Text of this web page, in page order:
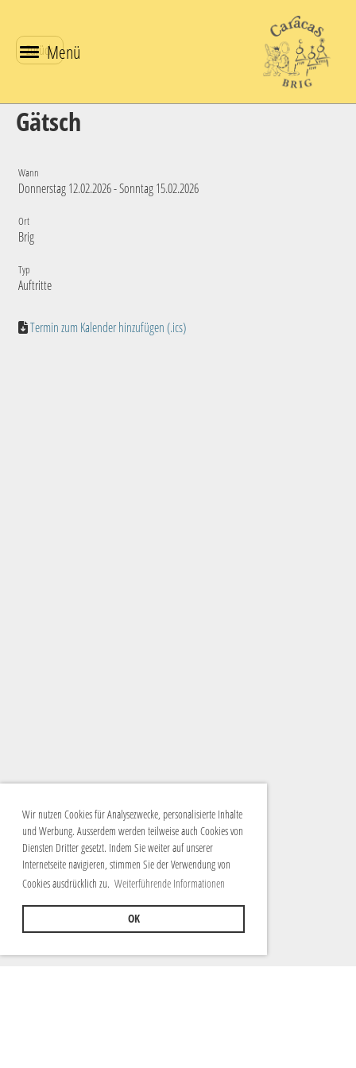
Wir nutzen Cookies für Analysezwecke, personalisierte Inhalte
und Werbung. Ausserdem werden teilweise auch Cookies von
Diensten Dritter gesetzt. Indem Sie weiter auf unserer
Internetseite navigieren, stimmen Sie der Verwendung von
Cookies ausdrücklich zu. Weiterführende Informationen
OK
Menü
Zurück
Gätsch
Wann
Donnerstag 12.02.2026 - Sonntag 15.02.2026
Ort
Brig
Typ
Auftritte
Termin zum Kalender hinzufügen (.ics)